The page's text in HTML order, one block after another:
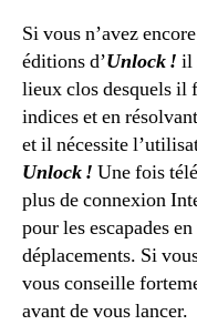
Si vous n’avez
éditions d’Unlock ! il
lieux clos desquels il
indices et en
et il nécessite
Unlock ! Une fois
plus de connexion
pour les escapades
déplacements. Si
vous conseille
avant de vous lancer.